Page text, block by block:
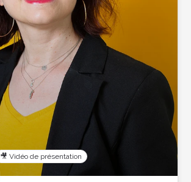
🎥 Vidéo de présentation